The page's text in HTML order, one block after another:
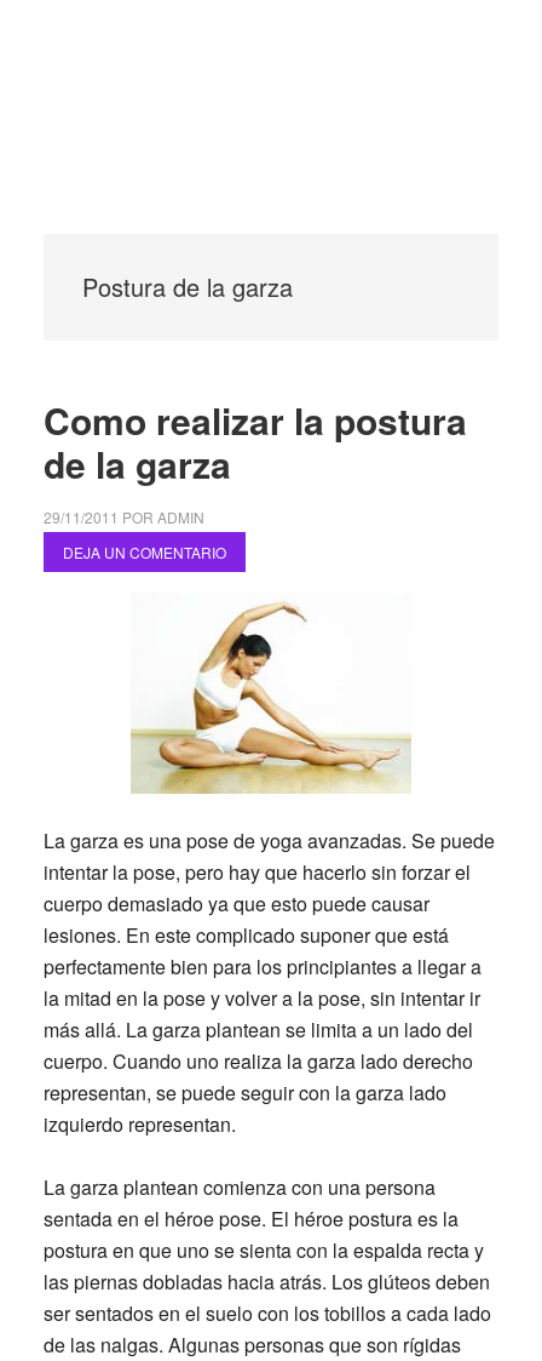
Postura de la garza
Como realizar la postura
de la garza
29/11/2011 POR ADMIN
DEJA UN COMENTARIO
La garza es una pose de yoga avanzadas. Se puede
intentar la pose, pero hay que hacerlo sin forzar el
cuerpo demasiado ya que esto puede causar
lesiones. En este complicado suponer que está
perfectamente bien para los principiantes a llegar a
la mitad en la pose y volver a la pose, sin intentar ir
más allá. La garza plantean se limita a un lado del
cuerpo. Cuando uno realiza la garza lado derecho
representan, se puede seguir con la garza lado
izquierdo representan.
La garza plantean comienza con una persona
sentada en el héroe pose. El héroe postura es la
postura en que uno se sienta con la espalda recta y
las piernas dobladas hacia atrás. Los glúteos deben
ser sentados en el suelo con los tobillos a cada lado
de las nalgas. Algunas personas que son rígidas